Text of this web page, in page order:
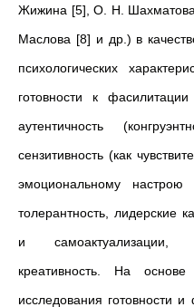
Жижина [5], О. Н. Шахматова
Маслова [8] и др.) в
психологических
готовности к
аутентичность
сензитивность (как
эмоциональному настрою
толерантность, лидерские
и самоактуализации,
креативность. На основе
исследования готовности